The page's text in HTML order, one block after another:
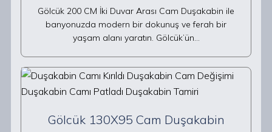
Gölcük 200 CM İki Duvar Arası Cam Duşakabin ile
banyonuzda modern bir dokunuş ve ferah bir
yaşam alanı yaratın. Gölcük’ün…
Gölcük 130X95 Cam Duşakabin